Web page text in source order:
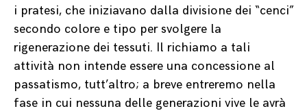
i pratesi, che iniziavano dalla divisione dei “cenci”
secondo colore e tipo per svolgere la
rigenerazione dei tessuti. Il richiamo a tali
attività non intende essere una concessione al
passatismo, tutt’altro; a breve entreremo nella
fase in cui nessuna delle generazioni vive le avrà